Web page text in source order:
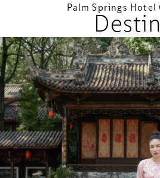
Palm Springs Hotel